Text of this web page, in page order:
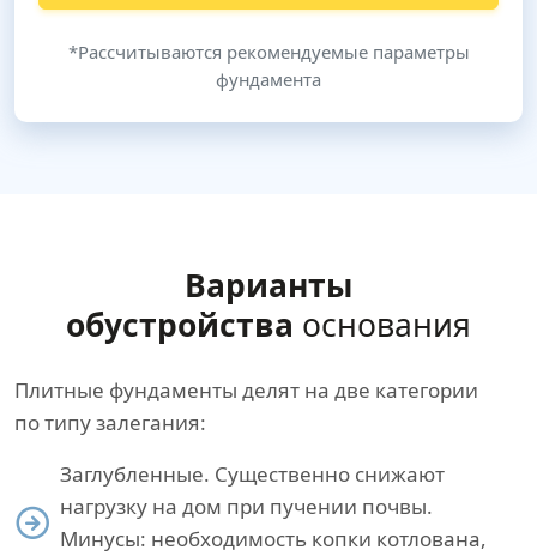
*Рассчитываются рекомендуемые параметры
фундамента
Варианты
обустройства основания
Плитные фундаменты делят на две категории
по типу залегания:
Заглубленные. Существенно снижают
нагрузку на дом при пучении почвы.
Минусы: необходимость копки котлована,